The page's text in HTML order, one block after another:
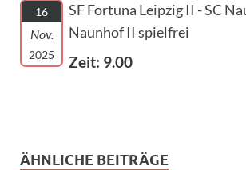
16
Nov.
2025
SF Fortuna Leipzig II - SC
Naunhof II spielfrei
Zeit: 9.00
ÄHNLICHE BEITRÄGE